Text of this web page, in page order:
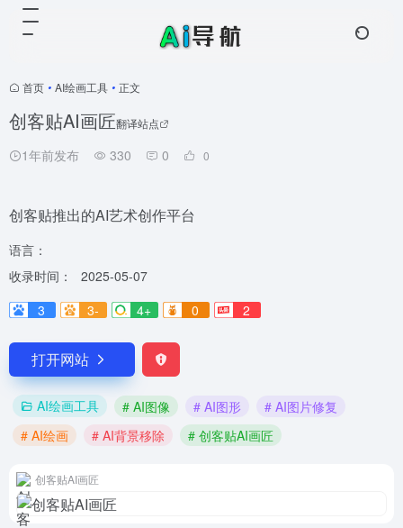
首页 • AI绘画工具 • 正文
创客贴AI画匠翻译站点
1年前发布 330 0 0
创客贴推出的AI艺术创作平台
语言：
收录时间：
2025-05-07
3
3- 4+ 0 2
打开网站
AI绘画工具 # AI图像 # AI图形
# AI图片修复
# AI绘画
# AI背景移除 # 创客贴AI画匠
创客贴AI画匠